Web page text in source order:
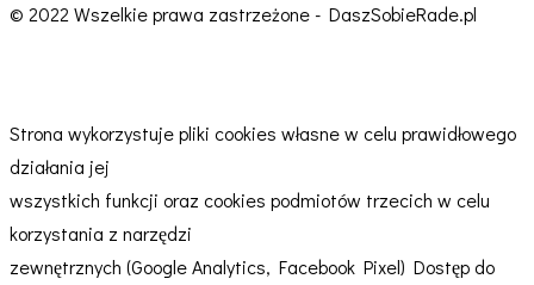
© 2022 Wszelkie prawa zastrzeżone - DaszSobieRade.pl
Strona wykorzystuje pliki cookies własne w celu prawidłowego
działania jej
wszystkich funkcji oraz cookies podmiotów trzecich w celu
korzystania z narzędzi
zewnętrznych (Google Analytics, Facebook Pixel) Dostęp do